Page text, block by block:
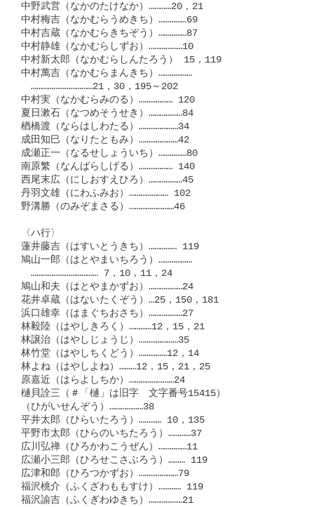
中野武営（なかのたけなか）…………20，21
中村梅吉（なかむらうめきち）……………69
中村吉蔵（なかむらきちぞう）……………87
中村静雄（なかむらしずお）………………10
中村新太郎（なかむらしんたろう） 15，119
中村萬吉（なかむらまんきち）………………
……………………………21，30，195～202
中村実（なかむらみのる）……………… 120
夏日漱石（なつめそうせき）………………84
楢橋渡（ならはしわたる）…………………34
成田知巳（なりたともみ）…………………42
成瀬正一（なるせしょういち）……………80
南原繁（なんばらしげる）……………… 140
西尾末広（にしおすえひろ）………………45
丹羽文雄（にわふみお）………………… 102
野溝勝（のみぞまさる）……………………46
〈ハ行〉
蓮井藤吉（はすいとうきち）…………… 119
鳩山一郎（はとやまいちろう）………………
……………………………… 7，10，11，24
鳩山和夫（はとやまかずお）………………24
花井卓蔵（はないたくぞう）…25，150，181
浜口雄幸（はまぐちおさち）………………27
林毅陸（はやしきろく）…………12，15，21
林譲治（はやしじょうじ）…………………35
林竹堂（はやしちくどう）……………12，14
林よね（はやしよね）………12，15，21，25
原嘉近（はらよしちか）……………………24
樋貝詮三（＃「樋」は旧字　文字番号15415）
（ひがいせんぞう）………………38
平井太郎（ひらいたろう）………… 10，135
平野市太郎（ひらのいちたろう）…………37
広川弘禅（ひろかわこうぜん）……………11
広瀬小三郎（ひろせこさぶろう）……… 119
広津和郎（ひろつかずお）…………………79
福沢桃介（ふくざわももすけ）………… 119
福沢諭吉（ふくぎわゆきち）………………21